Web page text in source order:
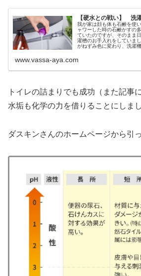
【硬水との戦い】 洗
我が家は顔も体も石鹸を使
ャワーした時の石鹸かすの
ていたのですが、そのまま
濯槽のお手入れをしていま
がねずみ色に変わり、洗濯
www.vassa-aya.com
トイレの詰まりでも成功（また記事
水垢も化学の力を借りることにしまし
ダスキンさんのホームページから引